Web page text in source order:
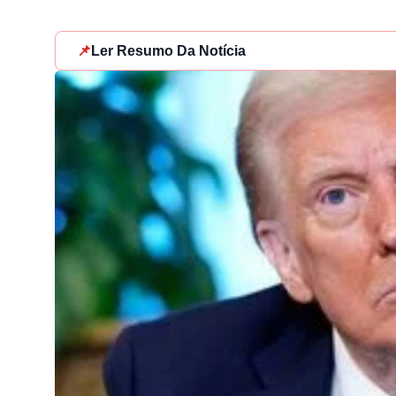
📌 Ler Resumo Da Notícia